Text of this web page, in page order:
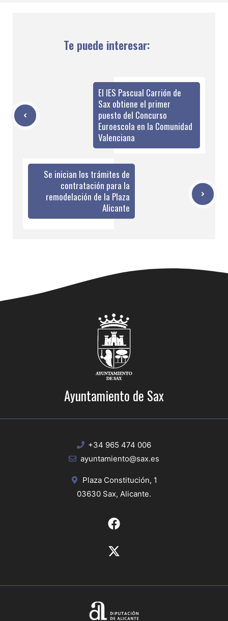
Te puede interesar:
El IES Pascual Carrión de
Sax obtiene el primer
puesto del Concurso
Euroescola en la Comunidad
Valenciana
Se inician los trámites de
contratación para la
remodelación de la Plaza
Alicante
Ayuntamiento de Sax
+34 965 474 006
ayuntamiento@sax.es
Plaza Constitución, 1
03630 Sax, Alicante.